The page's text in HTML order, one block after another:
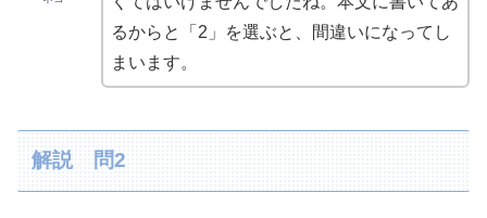
るからと「2」を選ぶと、間違いになってし
まいます。
解説 問2